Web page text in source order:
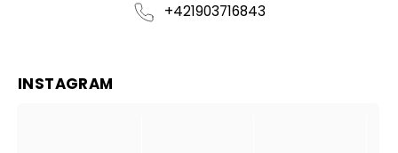
+421903716843
INSTAGRAM